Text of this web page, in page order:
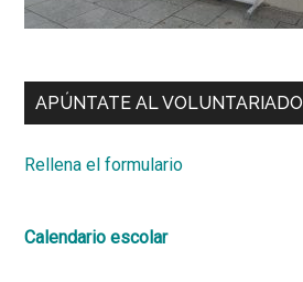
APÚNTATE AL VOLUNTARIADO
Rellena el formulario
Calendario escolar